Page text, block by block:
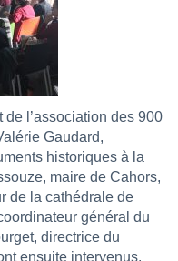
l’association des 900
Gaudard,
historiques à la
maire de Cahors,
de la cathédrale de
général du
directrice du
ensuite intervenus.